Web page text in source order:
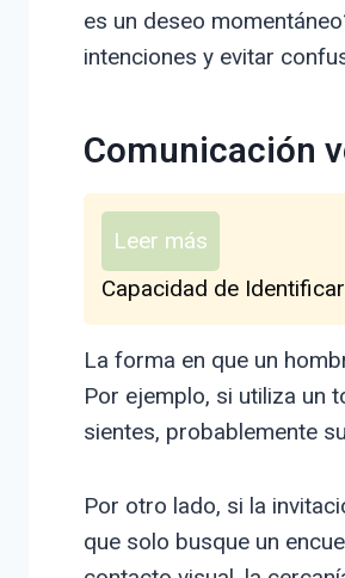
es un deseo
intenciones y evitar
Comunicación
Leer más
Capacidad de
La forma en que un
Por ejemplo, si utiliza un
sientes, probablemente
Por otro lado, si la
que solo busque un